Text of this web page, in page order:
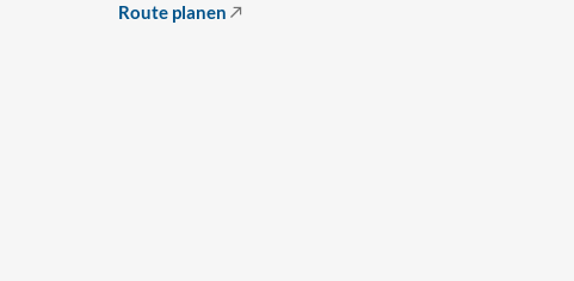
Route planen